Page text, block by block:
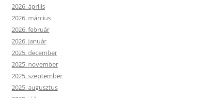
2026. április
2026. március
2026. február
2026. január
2025. december
2025. november
2025. szeptember
2025. augusztus